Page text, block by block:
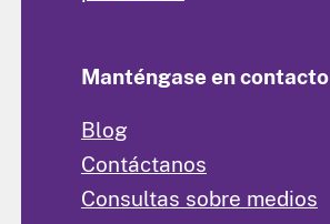
Manténgase en contacto
Blog
Contáctanos
Consultas sobre medios